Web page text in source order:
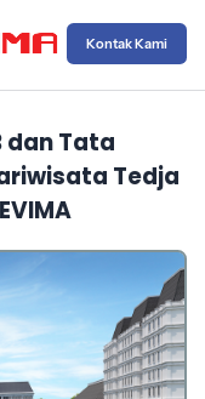
Kontak Kami
dan Tata
Tedja